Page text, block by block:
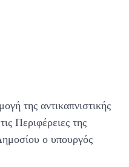
της αντικαπνιστικής
Περιφέρειες της
ο υπουργός